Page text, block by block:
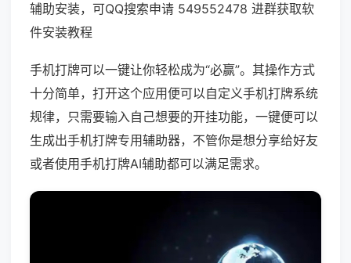
辅助安装，可QQ搜索申请 549552478 进群获取软
件安装教程
手机打牌可以一键让你轻松成为“必赢”。其操作方式
十分简单，打开这个应用便可以自定义手机打牌系统
规律，只需要输入自己想要的开挂功能，一键便可以
生成出手机打牌专用辅助器，不管你是想分享给好友
或者使用手机打牌AI辅助都可以满足需求。